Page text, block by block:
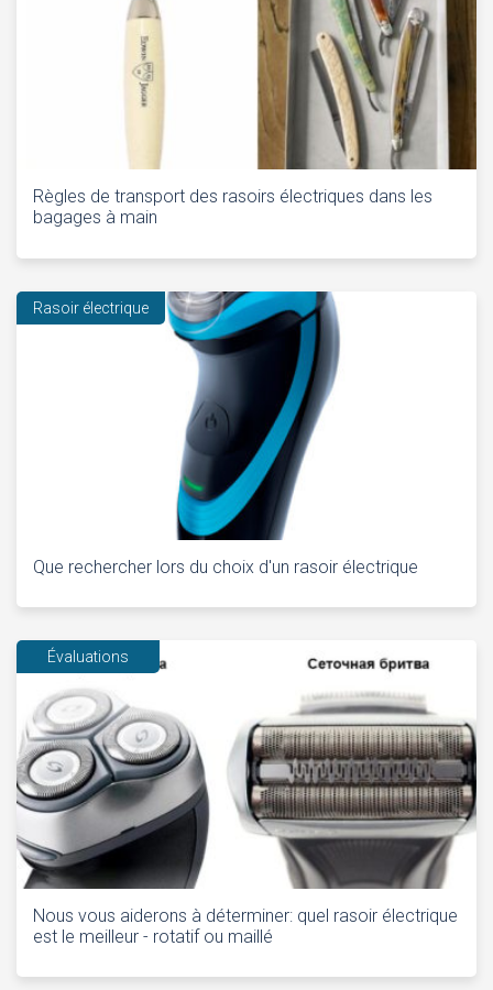
Règles de transport des rasoirs électriques dans les
bagages à main
Rasoir électrique
Que rechercher lors du choix d'un rasoir électrique
Évaluations
Nous vous aiderons à déterminer: quel rasoir électrique
est le meilleur - rotatif ou maillé